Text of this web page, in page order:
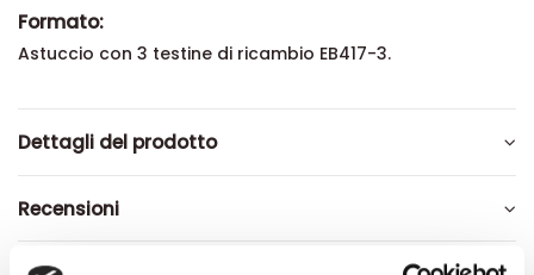
Formato:
Astuccio con 3 testine di ricambio EB417-3.
Dettagli del prodotto
Recensioni